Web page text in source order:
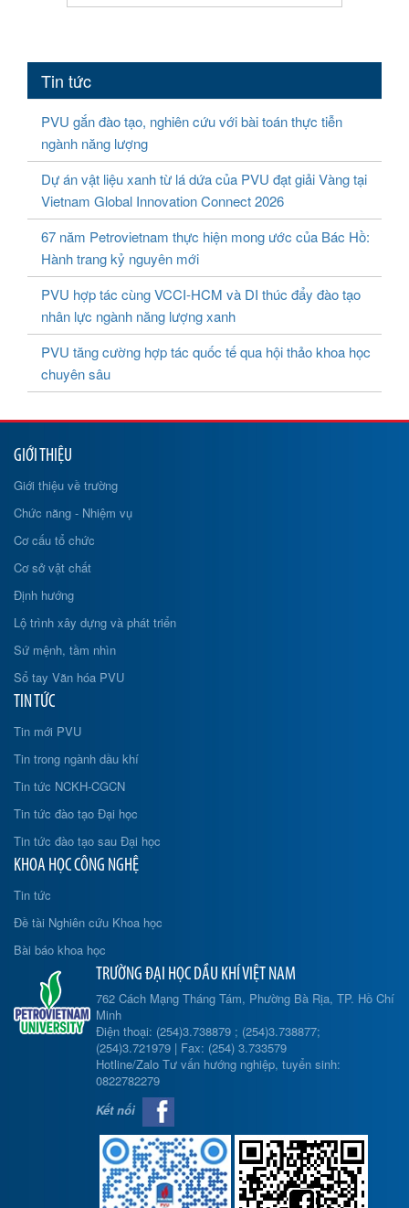
Tin tức
PVU gắn đào tạo, nghiên cứu với bài toán thực tiễn
ngành năng lượng
Dự án vật liệu xanh từ lá dứa của PVU đạt giải Vàng tại
Vietnam Global Innovation Connect 2026
67 năm Petrovietnam thực hiện mong ước của Bác Hồ:
Hành trang kỷ nguyên mới
PVU hợp tác cùng VCCI-HCM và DI thúc đẩy đào tạo
nhân lực ngành năng lượng xanh
PVU tăng cường hợp tác quốc tế qua hội thảo khoa học
chuyên sâu
GIỚI THIỆU
Giới thiệu về trường
Chức năng - Nhiệm vụ
Cơ cấu tổ chức
Cơ sở vật chất
Định hướng
Lộ trình xây dựng và phát triển
Sứ mệnh, tầm nhìn
Sổ tay Văn hóa PVU
TIN TỨC
Tin mới PVU
Tin trong ngành dầu khí
Tin tức NCKH-CGCN
Tin tức đào tạo Đại học
Tin tức đào tạo sau Đại học
KHOA HỌC CÔNG NGHỆ
Tin tức
Đề tài Nghiên cứu Khoa học
Bài báo khoa học
TRƯỜNG ĐẠI HỌC DẦU KHÍ VIỆT NAM
762 Cách Mạng Tháng Tám, Phường Bà Rịa, TP. Hồ Chí
Minh
Điện thoại: (254)3.738879 ; (254)3.738877;
(254)3.721979 | Fax: (254) 3.733579
Hotline/Zalo Tư vấn hướng nghiệp, tuyển sinh:
0822782279
Kết nối